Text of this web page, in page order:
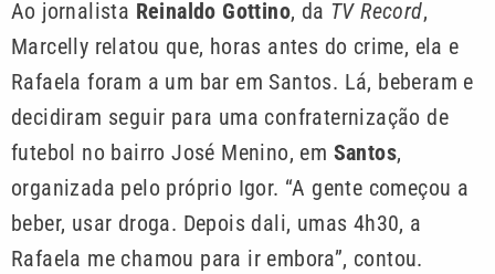
Ao jornalista Reinaldo Gottino, da TV Record,
Marcelly relatou que, horas antes do crime, ela e
Rafaela foram a um bar em Santos. Lá, beberam e
decidiram seguir para uma confraternização de
futebol no bairro José Menino, em Santos,
organizada pelo próprio Igor. “A gente começou a
beber, usar droga. Depois dali, umas 4h30, a
Rafaela me chamou para ir embora”, contou.